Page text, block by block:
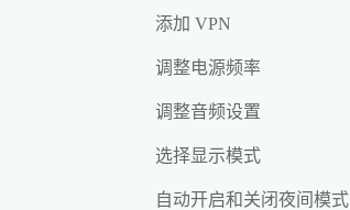
添加 VPN
调整电源频率
调整音频设置
选择显示模式
自动开启和关闭夜间模式